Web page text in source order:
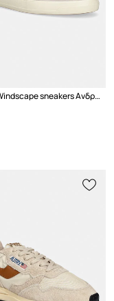
AUTRY Windscape sneakers Ανδρικά σουέτ